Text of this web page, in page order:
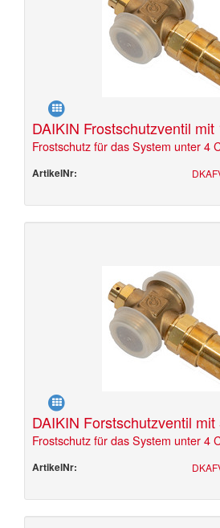
DAIKIN Frostschutzventil mit
Frostschutz für das System unter 4
ArtikelNr:
DAIKIN Forstschutzventil mit
Frostschutz für das System unter 4
ArtikelNr: